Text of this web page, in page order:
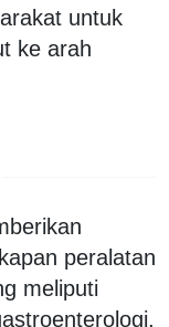
untuk
ke arah
peralatan
meliputi